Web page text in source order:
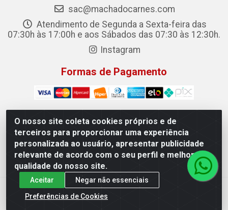
O nosso site coleta cookies próprios e de
terceiros para proporcionar uma experiência
personalizada ao usuário, apresentar publicidade
relevante de acordo com o seu perfil e melhorar a
qualidade do nosso site.
Aceitar
Negar não essenciais
Preferências de Cookies
sac@machadocarnes.com
Atendimento de Segunda a Sexta-feira das
07:30h às 17:00h e aos Sábados das 07:30 às 12:30h.
Instagram
Formas de Pagamento
Machado Carnes Distribuidora de Alimentos LTDA -
Logradouro: Avenida Candido Aleixo, 148 - Centro - Oeiras/PI
- CEP 64.500-000 - 31.391.008/0001-50